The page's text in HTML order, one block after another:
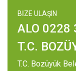
BİZE ULAŞIN
ALO 0228
T.C.
T.C. Bozüyük